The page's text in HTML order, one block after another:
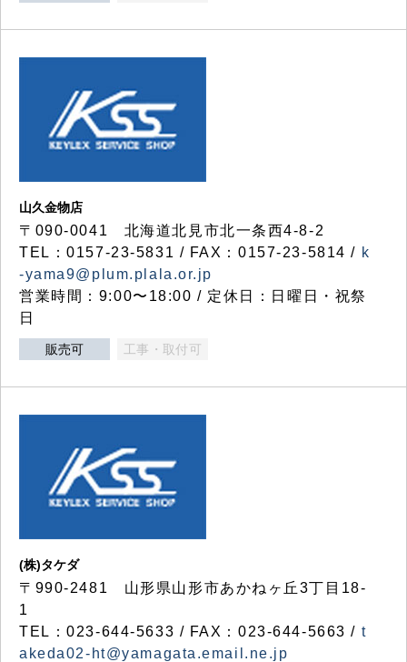
山久金物店
〒090-0041 北海道北見市北一条西4-8-2
TEL：0157-23-5831 / FAX：0157-23-5814 / k
-yama9@plum.plala.or.jp
営業時間：9:00〜18:00 / 定休日：日曜日・祝祭
日
販売可 工事・取付可
(株)タケダ
〒990-2481 山形県山形市あかねヶ丘3丁目18-
1
TEL：023-644-5633 / FAX：023-644-5663 / t
akeda02-ht@yamagata.email.ne.jp